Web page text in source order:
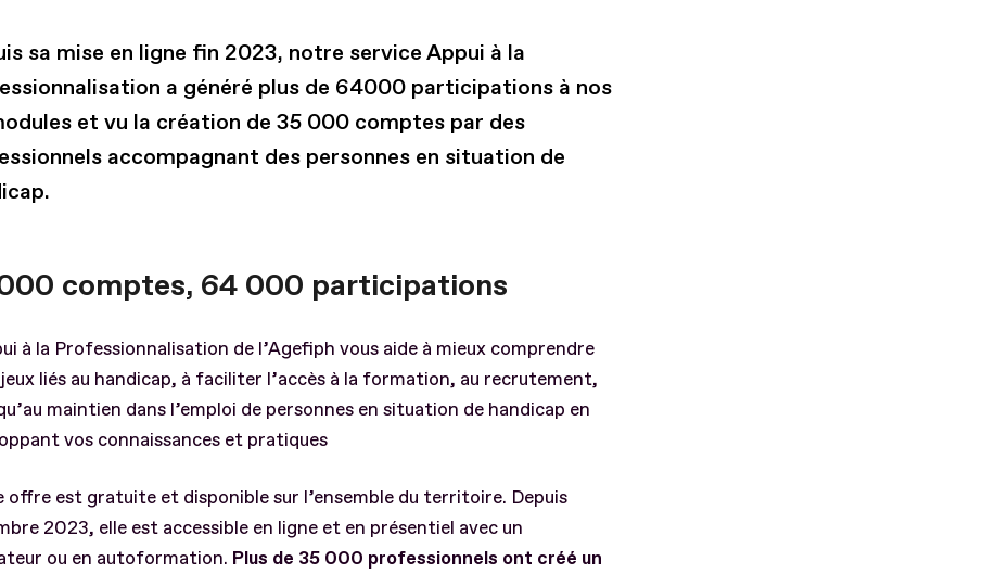
sa mise en ligne fin 2023, notre service Appui à la
a généré plus de 64000 participations à nos
et vu la création de 35 000 comptes par des
accompagnant des personnes en situation de
comptes, 64 000 participations
à la Professionnalisation de l’Agefiph vous aide à mieux comprendre
liés au handicap, à faciliter l’accès à la formation, au recrutement,
maintien dans l’emploi de personnes en situation de handicap en
vos connaissances et pratiques
offre est gratuite et disponible sur l’ensemble du territoire. Depuis
2023, elle est accessible en ligne et en présentiel avec un
ou en autoformation. Plus de 35 000 professionnels ont créé un